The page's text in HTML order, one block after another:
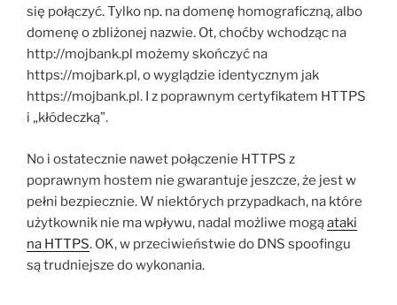
się połączyć. Tylko np. na domenę homograficzną, albo
domenę o zbliżonej nazwie. Ot, choćby wchodząc na
http://mojbank.pl możemy skończyć na
https://mojbark.pl, o wyglądzie identycznym jak
https://mojbank.pl. I z poprawnym certyfikatem HTTPS
i „kłódeczką”.
No i ostatecznie nawet połączenie HTTPS z
poprawnym hostem nie gwarantuje jeszcze, że jest w
pełni bezpiecznie. W niektórych przypadkach, na które
użytkownik nie ma wpływu, nadal możliwe mogąataki
na HTTPS. OK, w przeciwieństwie do DNS spoofingu
są trudniejsze do wykonania.